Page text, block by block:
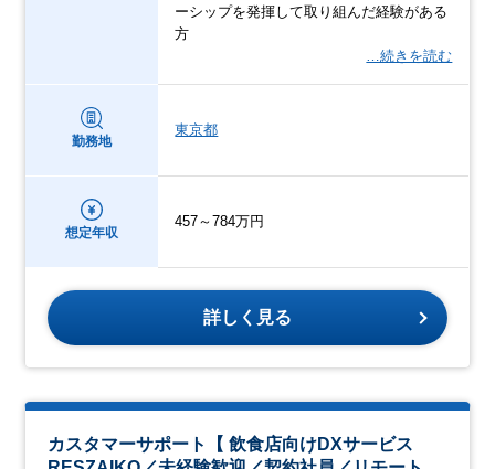
ーシップを発揮して取り組んだ経験がある
方
…続きを読む
勤務地
東京都
想定年収
457～784万円
詳しく見る
カスタマーサポート【 飲食店向けDXサービス